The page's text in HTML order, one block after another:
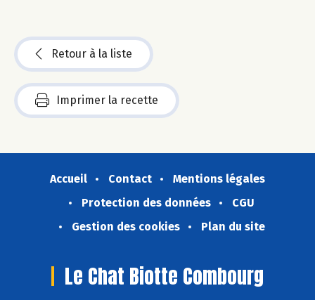
Retour à la liste
Imprimer la recette
Accueil Contact
Mentions légales
Protection des données
CGU
Gestion des cookies
Plan du site
Le Chat Biotte Combourg